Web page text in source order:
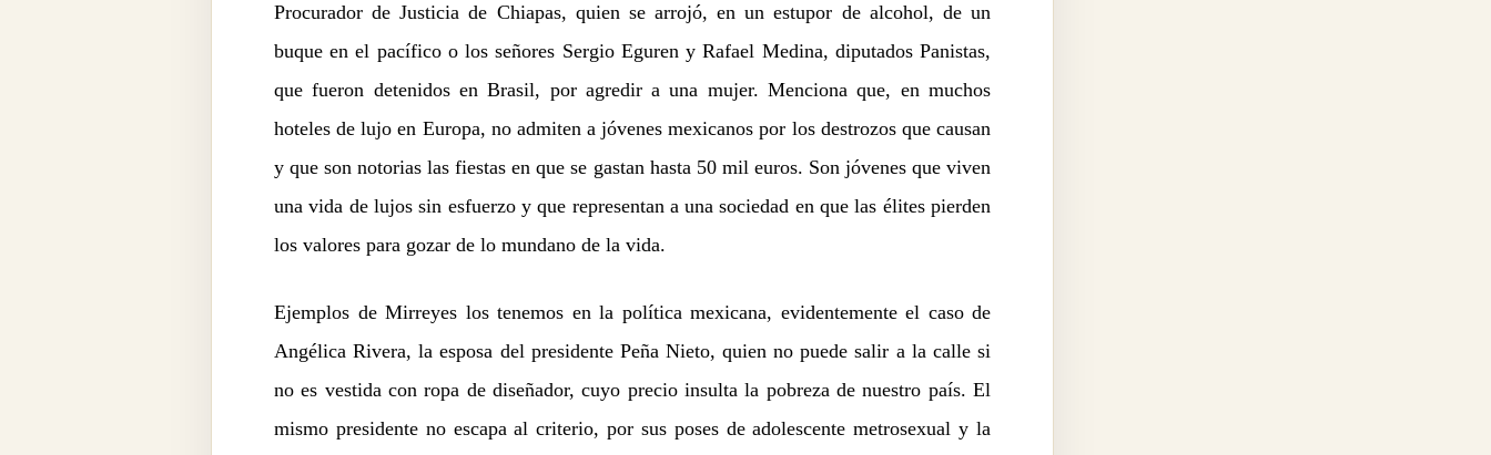
Procurador de Justicia de Chiapas, quien se arrojó, en un estupor de alcohol, de un
buque en el pacífico o los señores Sergio Eguren y Rafael Medina, diputados Panistas,
que fueron detenidos en Brasil, por agredir a una mujer. Menciona que, en muchos
hoteles de lujo en Europa, no admiten a jóvenes mexicanos por los destrozos que causan
y que son notorias las fiestas en que se gastan hasta 50 mil euros. Son jóvenes que viven
una vida de lujos sin esfuerzo y que representan a una sociedad en que las élites pierden
los valores para gozar de lo mundano de la vida.
Ejemplos de Mirreyes los tenemos en la política mexicana, evidentemente el caso de
Angélica Rivera, la esposa del presidente Peña Nieto, quien no puede salir a la calle si
no es vestida con ropa de diseñador, cuyo precio insulta la pobreza de nuestro país. El
mismo presidente no escapa al criterio, por sus poses de adolescente metrosexual y la